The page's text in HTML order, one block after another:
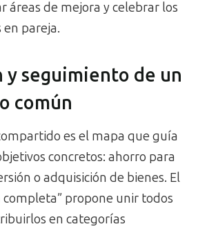
áreas de mejora y celebrar los
pareja.
y seguimiento de un
común
es el mapa que guía
concretos: ahorro para
o adquisición de bienes. El
completa” propone unir todos
en categorías